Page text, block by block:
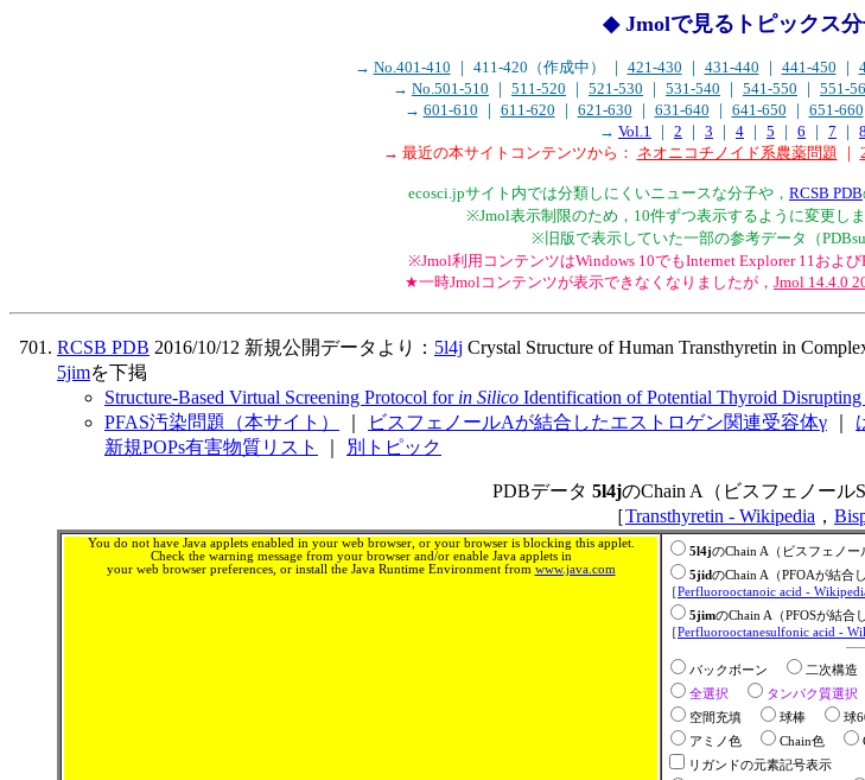
◆ Jmolで見るトピックス
→ No.401-410 ｜ 411-420（作成中） ｜ 421-430 ｜ 431-440 ｜ 441-450 ｜
→ No.501-510 ｜ 511-520 ｜ 521-530 ｜ 531-540 ｜ 541-550 ｜ 551-
→ 601-610 ｜ 611-620 ｜ 621-630 ｜ 631-640 ｜ 641-650 ｜ 651-660
→ Vol.1 ｜ 2 ｜ 3 ｜ 4 ｜ 5 ｜ 6 ｜ 7 ｜ 8
→ 最近の本サイトコンテンツから： ネオニコチノイド系農薬問題 ｜
ecosci.jpサイト内では分類しにくいニュースな分子や， RCSB PDB
※Jmol表示制限のため，10件ずつ表示するように変更し
※旧版で表示していた一部の参考データ（
※Jmol利用コンテンツはWindows 10でもInternet Explorer 11およ
★一時Jmolコンテンツが表示できなくなりましたが， Jmol 14.4.0
RCSB PDB 2016/10/12 新規公開データより： 5l4j Crystal Structure of Human Transthyretin in
5jimを下掲
Structure-Based Virtual Screening Protocol for in Silico Identification of Potential Thyroid Disrupting
PFAS汚染問題（本サイト）
ビスフェノールAが結合したエストロゲン関連受容体γ
新規POPs有害物質リスト
別トピック
PDBデータ 5l4jのChain A（ビスフェノール
［Transthyretin - Wikipedia ，
You do not have Java applets enabled in your web browser, or your browser is blocking this applet.
Check the warning message from your browser and/or enable Java applets in
your web browser preferences, or install the Java Runtime Environment from www.java.com
5l4jのChain A（ビスフェノ
5jidのChain A（PFOAが結
［Perfluorooctanoic acid -
5jimのChain A（PFOSが結
［Perfluorooctanesulfonic acid -
バックボーン
二次構造
全選択
タンパク質選択
空間充填
球棒 球
アミノ色
Chain色
リガンドの元素記号表示